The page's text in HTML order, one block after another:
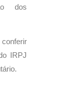
dos
IRPJ